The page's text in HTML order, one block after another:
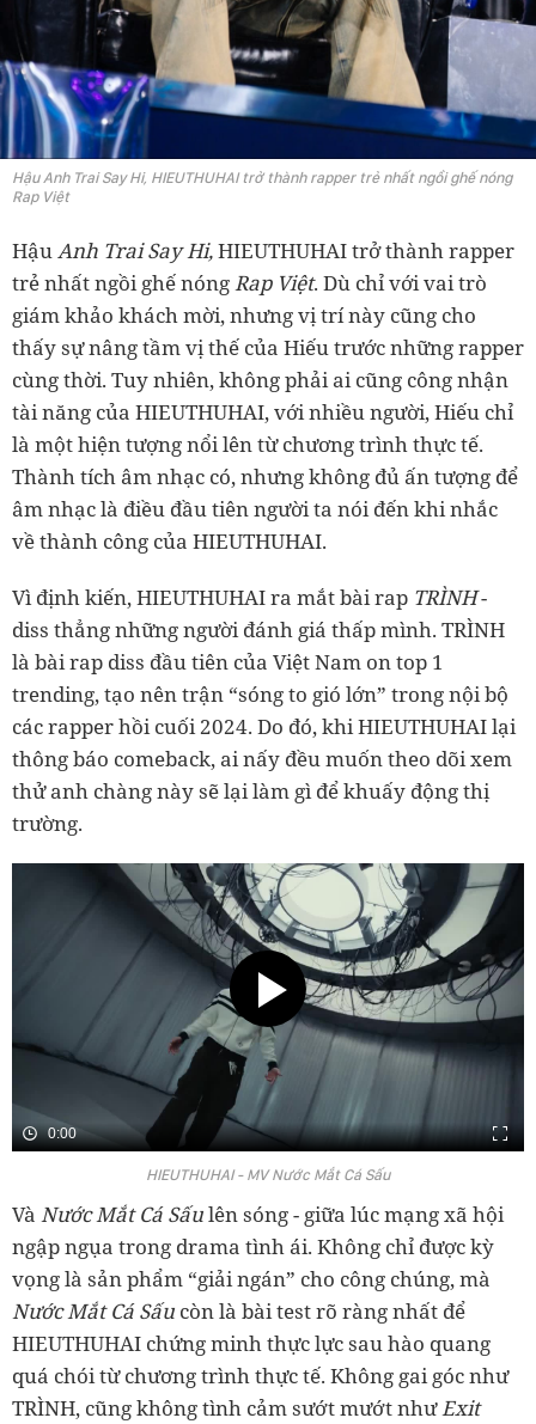
Hậu Anh Trai Say Hi, HIEUTHUHAI trở thành rapper trẻ nhất ngồi ghế nóng
Rap Việt
HậuAnh Trai Say Hi,HIEUTHUHAI trở thành rapper
trẻ nhất ngồi ghế nóngRap Việt. Dù chỉ với vai trò
giám khảo khách mời, nhưng vị trí này cũng cho
thấy sự nâng tầm vị thế của Hiếu trước những rapper
cùng thời. Tuy nhiên, không phải ai cũng công nhận
tài năng của HIEUTHUHAI, với nhiều người, Hiếu chỉ
là một hiện tượng nổi lên từ chương trình thực tế.
Thành tích âm nhạc có, nhưng không đủ ấn tượng để
âm nhạc là điều đầu tiên người ta nói đến khi nhắc
về thành công của HIEUTHUHAI.
Vì định kiến, HIEUTHUHAI ra mắt bài rap TRÌNH-
diss thẳng những người đánh giá thấp mình. TRÌNH
là bài rap diss đầu tiên của Việt Nam on top 1
trending, tạo nên trận “sóng to gió lớn” trong nội bộ
các rapper hồi cuối 2024. Do đó, khi HIEUTHUHAI lại
thông báo comeback, ai nấy đều muốn theo dõi xem
thử anh chàng này sẽ lại làm gì để khuấy động thị
trường.
0:00
HIEUTHUHAI - MV Nước Mắt Cá Sấu
Và Nước Mắt Cá Sấulên sóng - giữa lúc mạng xã hội
ngập ngụa trong drama tình ái. Không chỉ được kỳ
vọng là sản phẩm “giải ngán” cho công chúng, mà
Nước Mắt Cá Sấu còn là bài test rõ ràng nhất để
HIEUTHUHAI chứng minh thực lực sau hào quang
quá chói từ chương trình thực tế. Không gai góc như
TRÌNH, cũng không tình cảm sướt mướt nhưExit